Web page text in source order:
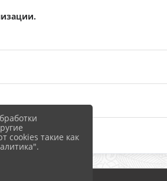
cookies такие как